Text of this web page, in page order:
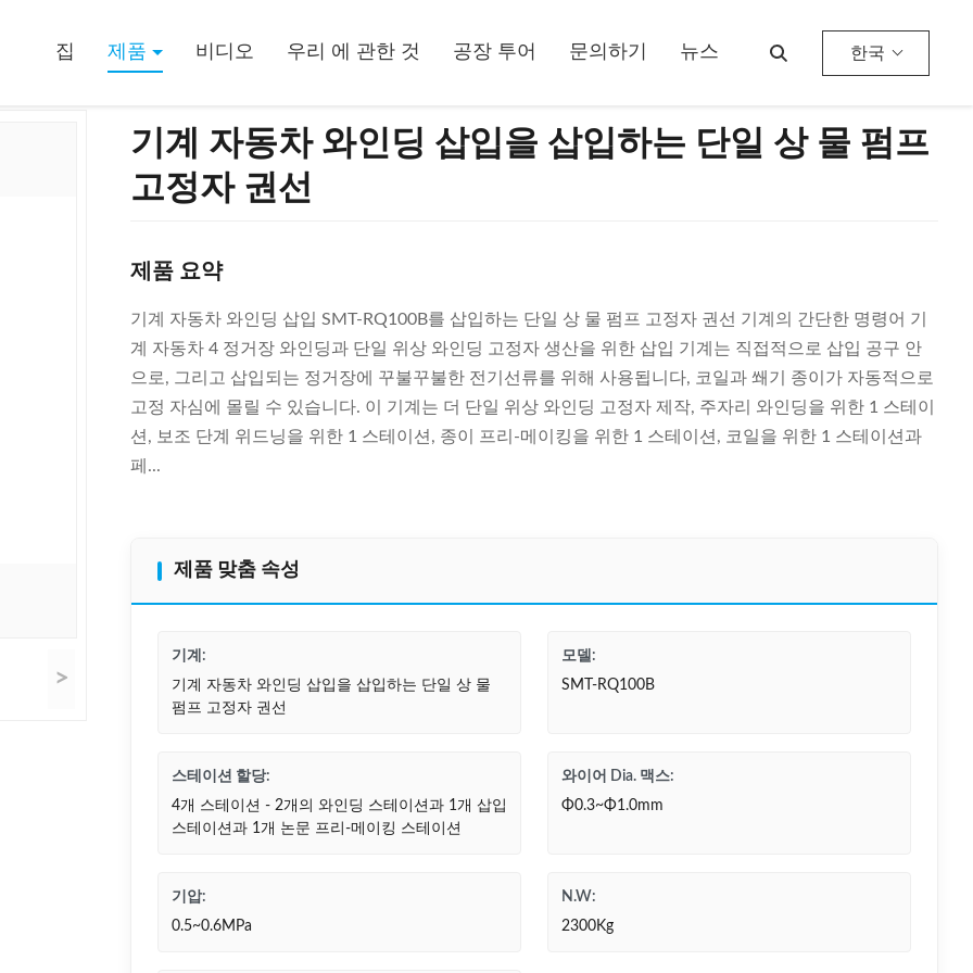
집 제품 비디오 우리 에 관한 것 공장 투어 문의하기 뉴스 한국
>
기계 자동차 와인딩 삽입을 삽입하는 단일 상 물 펌프
고정자 권선
제품 요약
기계 자동차 와인딩 삽입 SMT-RQ100B를 삽입하는 단일 상 물 펌프 고정자 권선 기계의 간단한 명령어 기
계 자동차 4 정거장 와인딩과 단일 위상 와인딩 고정자 생산을 위한 삽입 기계는 직접적으로 삽입 공구 안
으로, 그리고 삽입되는 정거장에 꾸불꾸불한 전기선류를 위해 사용됩니다, 코일과 쐐기 종이가 자동적으로
고정 자심에 몰릴 수 있습니다. 이 기계는 더 단일 위상 와인딩 고정자 제작, 주자리 와인딩을 위한 1 스테이
션, 보조 단계 위드닝을 위한 1 스테이션, 종이 프리-메이킹을 위한 1 스테이션, 코일을 위한 1 스테이션과
페...
제품 맞춤 속성
기계:
기계 자동차 와인딩 삽입을 삽입하는 단일 상 물
펌프 고정자 권선
모델:
SMT-RQ100B
스테이션 할당:
4개 스테이션 - 2개의 와인딩 스테이션과 1개 삽입
스테이션과 1개 논문 프리-메이킹 스테이션
와이어 Dia. 맥스:
Φ0.3~Φ1.0mm
기압:
0.5~0.6MPa
N.W:
2300Kg